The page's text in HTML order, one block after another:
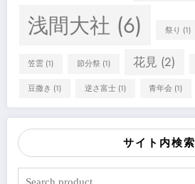
浅間大社 (6) 祭り (1)
笠雲 (1) 節分祭(1) 花見 (2)
豆撒き (1) 逆さ富士(1) 青年会 (1)
サイト内検索